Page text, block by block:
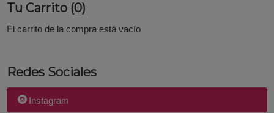
Tu Carrito (0)
El carrito de la compra está vacío
Redes Sociales
Instagram